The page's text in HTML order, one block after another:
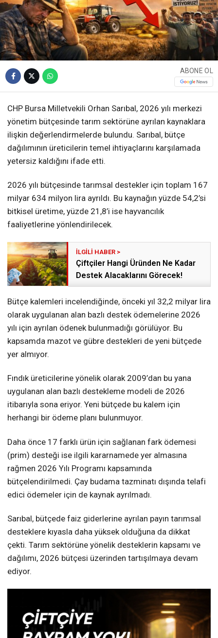
ABONE OL
CHP Bursa Milletvekili Orhan Sarıbal, 2026 yılı merkezi
yönetim bütçesinde tarım sektörüne ayrılan kaynaklara
ilişkin değerlendirmelerde bulundu. Sarıbal, bütçe
dağılımının üreticilerin temel ihtiyaçlarını karşılamada
yetersiz kaldığını ifade etti.
2026 yılı bütçesinde tarımsal destekler için toplam 167
milyar 634 milyon lira ayrıldı. Bu kaynağın yüzde 54,2’si
bitkisel üretime, yüzde 21,8’i ise hayvancılık
faaliyetlerine yönlendirilecek.
Çiftçiler Hangi Üründen Ne Kadar
Destek Alacaklarını Görecek!
Bütçe kalemleri incelendiğinde, önceki yıl 32,2 milyar lira
olarak uygulanan alan bazlı destek ödemelerine 2026
yılı için ayrılan ödenek bulunmadığı görülüyor. Bu
kapsamda mazot ve gübre destekleri de yeni bütçede
yer almıyor.
Fındık üreticilerine yönelik olarak 2009’dan bu yana
uygulanan alan bazlı destekleme modeli de 2026
itibarıyla sona eriyor. Yeni bütçede bu kalem için
herhangi bir ödeme planı bulunmuyor.
Daha önce 17 farklı ürün için sağlanan fark ödemesi
(prim) desteği ise ilgili kararnamede yer almasına
rağmen 2026 Yılı Programı kapsamında
bütçelendirilmedi. Çay budama tazminatı dışında telafi
edici ödemeler için de kaynak ayrılmadı.
Sarıbal, bütçede faiz giderlerine ayrılan payın tarımsal
desteklere kıyasla daha yüksek olduğuna da dikkat
çekti. Tarım sektörüne yönelik desteklerin kapsamı ve
dağılımı, 2026 bütçesi üzerinden tartışılmaya devam
ediyor.